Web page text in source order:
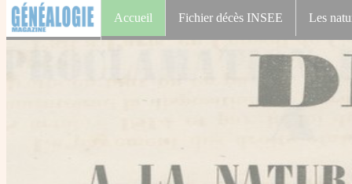
Accueil Fichier décès INSEE Les